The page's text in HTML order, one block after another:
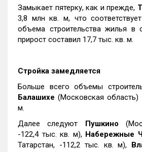
Замыкает пятерку, как и прежде,
3,8 млн кв. м, что
объема строительства жилья в
прирост составил 17,7 тыс. кв. м.
Стройка замедляется
Больше всего объемы
Балашихе (Московская область)
м.
Далее следуют Пушкино
-122,4 тыс. кв. м), Набережные
Татарстан, -112,2 тыс. кв. м),